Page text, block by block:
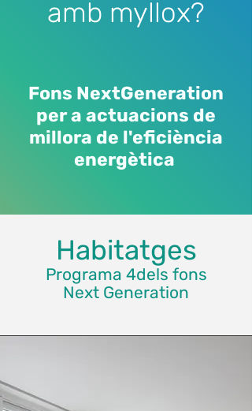
amb myllox?
Fons NextGeneration
per a actuacions de
millora de l'eficiència
energètica
Habitatges
Programa 4dels fons
Next Generation